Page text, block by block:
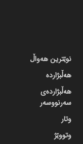
نوێترین هەواڵ
هەڵبژاردە
هەڵبژاردەی
سەرنووسەر
وتار
وتووێژ